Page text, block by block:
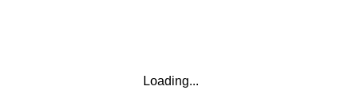
Loading...